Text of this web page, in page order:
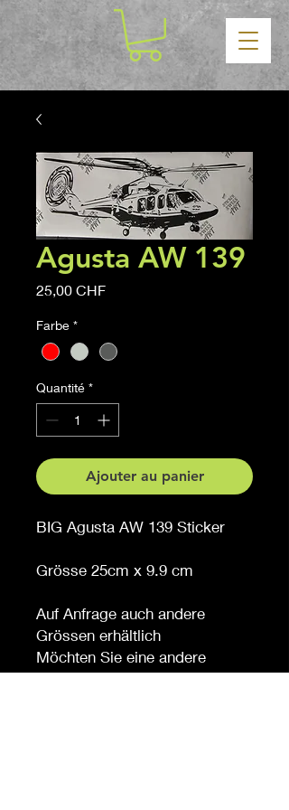
Agusta AW 139
25,00 CHFPrix
Farbe *
Quantité *
Ajouter au panier
BIG Agusta AW 139 Sticker
Grösse 25cm x 9.9 cm
Auf Anfrage auch andere
Grössen erhältlich
Möchten Sie eine andere
Farbe, sagen Sie es uns (